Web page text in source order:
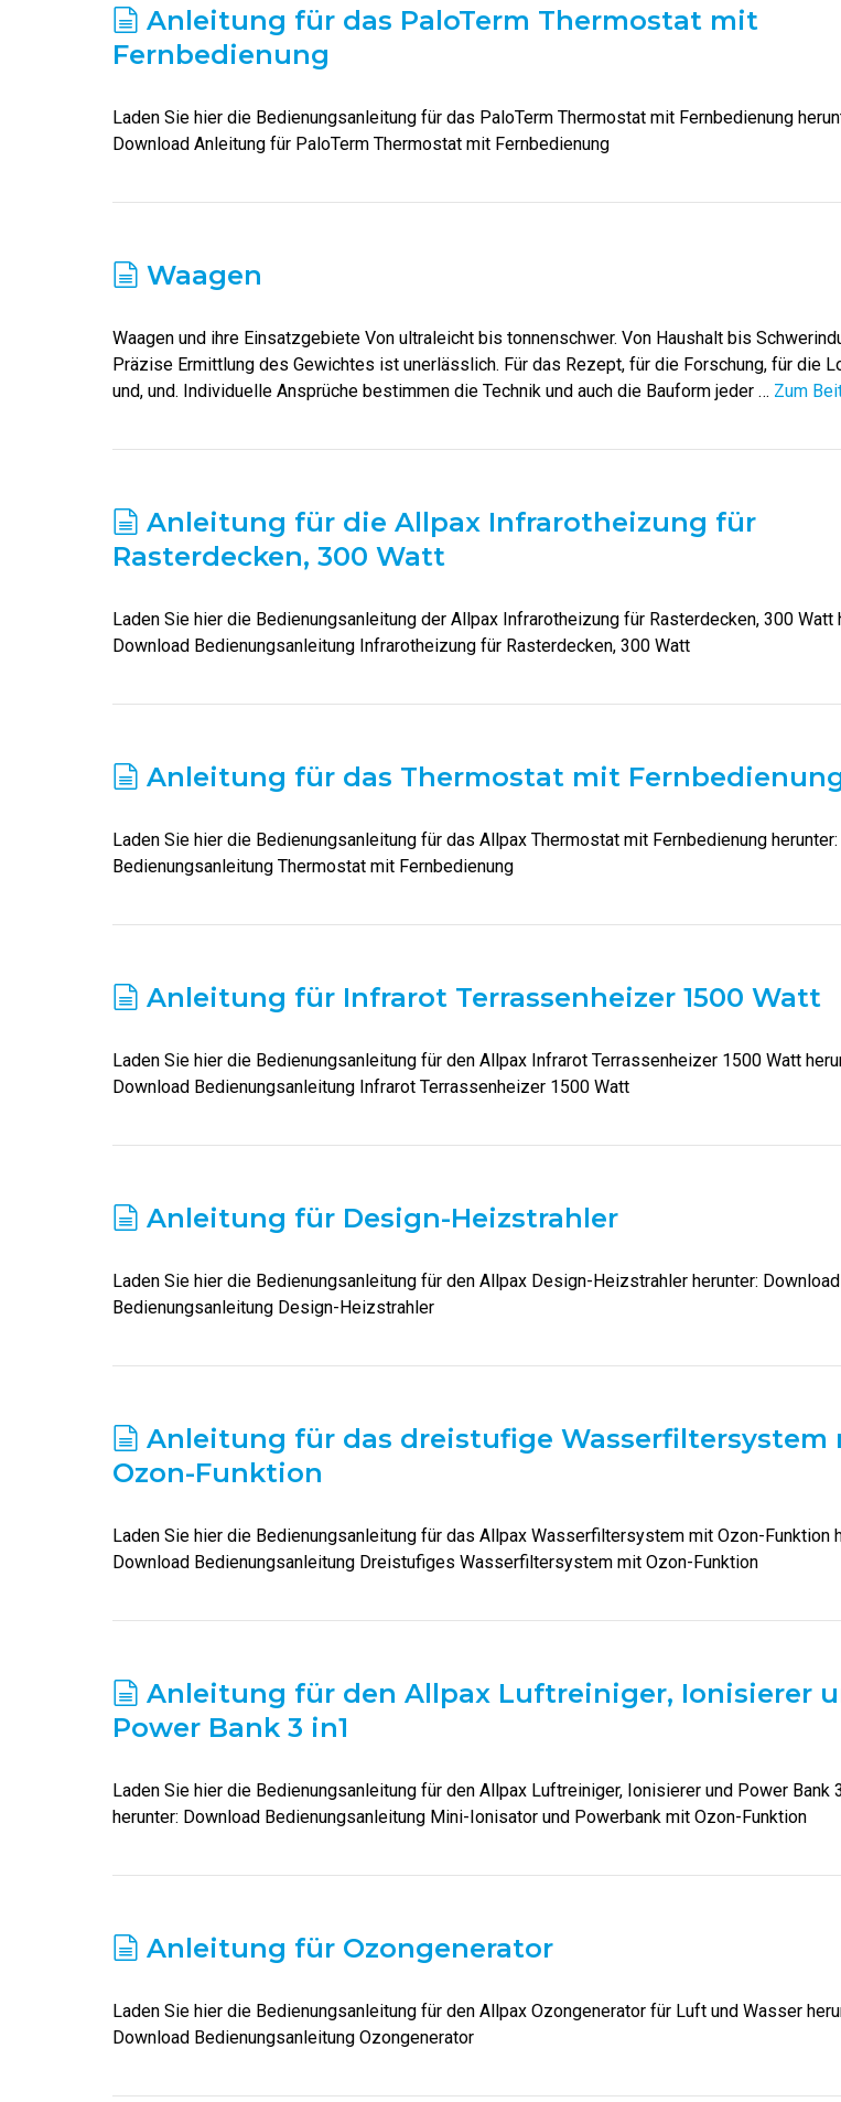
Anleitung für das PaloTerm Thermostat mit
Fernbedienung
Laden Sie hier die Bedienungsanleitung für das PaloTerm Thermostat mit Fernbedienung
Download Anleitung für PaloTerm Thermostat mit Fernbedienung
Waagen
Waagen und ihre Einsatzgebiete Von ultraleicht bis tonnenschwer. Von Haushalt bis
Präzise Ermittlung des Gewichtes ist unerlässlich. Für das Rezept, für die Forschung, für die
und, und. Individuelle Ansprüche bestimmen die Technik und auch die Bauform jeder … Zum
Anleitung für die Allpax Infrarotheizung für
Rasterdecken, 300 Watt
Laden Sie hier die Bedienungsanleitung der Allpax Infrarotheizung für Rasterdecken, 300 Watt
Download Bedienungsanleitung Infrarotheizung für Rasterdecken, 300 Watt
Anleitung für das Thermostat mit
Laden Sie hier die Bedienungsanleitung für das Allpax Thermostat mit Fernbedienung
Bedienungsanleitung Thermostat mit Fernbedienung
Anleitung für Infrarot Terrassenheizer 1500 Watt
Laden Sie hier die Bedienungsanleitung für den Allpax Infrarot Terrassenheizer 1500 Watt
Download Bedienungsanleitung Infrarot Terrassenheizer 1500 Watt
Anleitung für Design-Heizstrahler
Laden Sie hier die Bedienungsanleitung für den Allpax Design-Heizstrahler herunter: Download
Bedienungsanleitung Design-Heizstrahler
Anleitung für das dreistufige Wasserfiltersystem
Ozon-Funktion
Laden Sie hier die Bedienungsanleitung für das Allpax Wasserfiltersystem mit Ozon-Funktion
Download Bedienungsanleitung Dreistufiges Wasserfiltersystem mit Ozon-Funktion
Anleitung für den Allpax Luftreiniger, Ionisierer
Power Bank 3 in1
Laden Sie hier die Bedienungsanleitung für den Allpax Luftreiniger, Ionisierer und Power Bank
herunter: Download Bedienungsanleitung Mini-Ionisator und Powerbank mit Ozon-Funktion
Anleitung für Ozongenerator
Laden Sie hier die Bedienungsanleitung für den Allpax Ozongenerator für Luft und Wasser
Download Bedienungsanleitung Ozongenerator